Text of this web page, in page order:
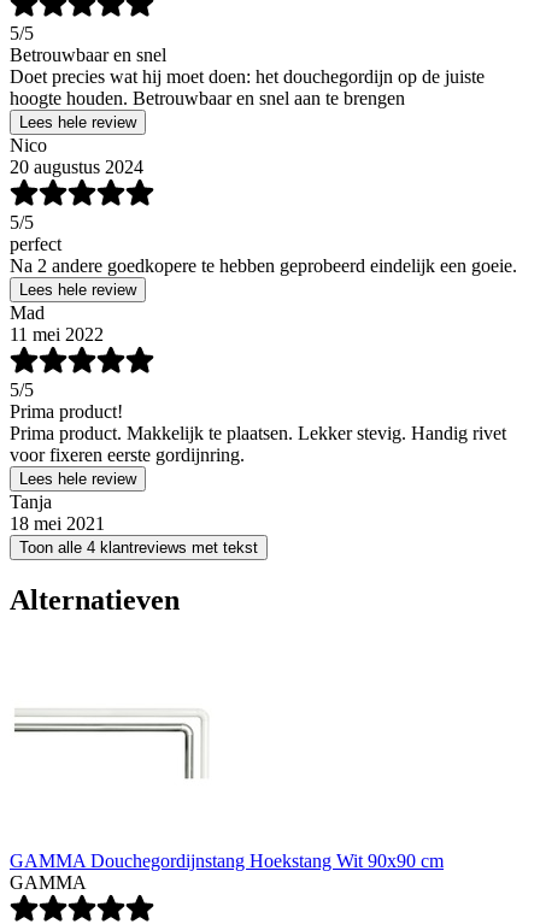
5/5
Betrouwbaar en snel
Doet precies wat hij moet doen: het douchegordijn op de juiste
hoogte houden. Betrouwbaar en snel aan te brengen
Lees hele review
Nico
20 augustus 2024
5/5
perfect
Na 2 andere goedkopere te hebben geprobeerd eindelijk een goeie.
Lees hele review
Mad
11 mei 2022
5/5
Prima product!
Prima product. Makkelijk te plaatsen. Lekker stevig. Handig rivet
voor fixeren eerste gordijnring.
Lees hele review
Tanja
18 mei 2021
Toon alle 4 klantreviews met tekst
Alternatieven
GAMMA Douchegordijnstang Hoekstang Wit 90x90 cm
GAMMA